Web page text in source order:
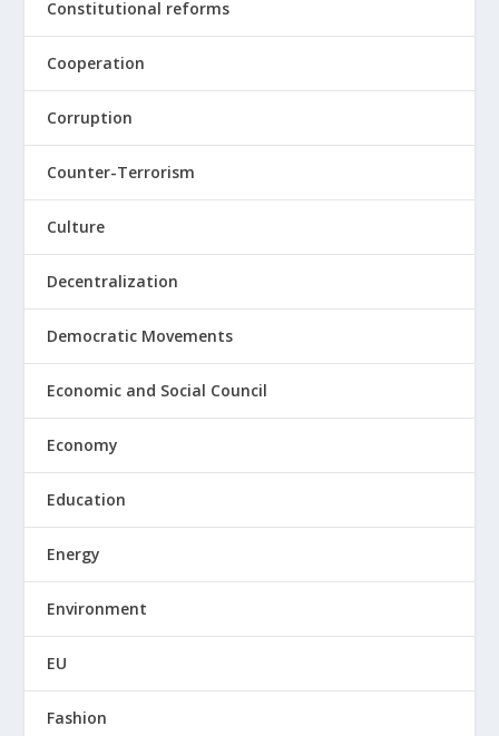
Constitutional reforms
Cooperation
Corruption
Counter-Terrorism
Culture
Decentralization
Democratic Movements
Economic and Social Council
Economy
Education
Energy
Environment
EU
Fashion